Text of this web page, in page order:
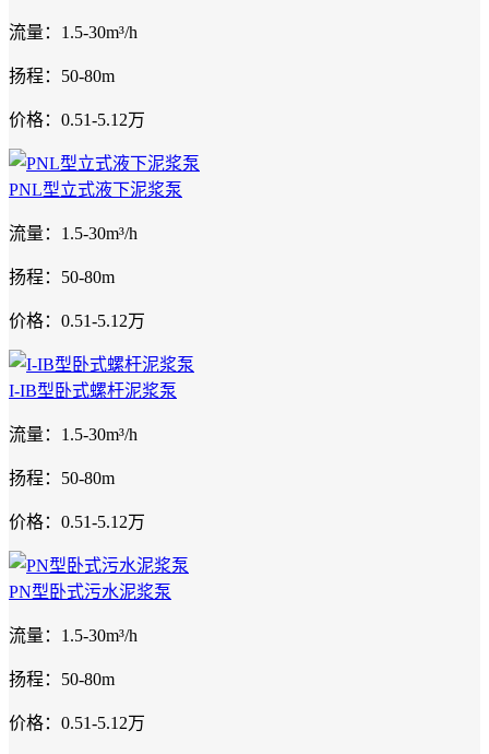
流量：1.5-30m³/h
扬程：50-80m
价格：0.51-5.12万
PNL型立式液下泥浆泵
流量：1.5-30m³/h
扬程：50-80m
价格：0.51-5.12万
I-IB型卧式螺杆泥浆泵
流量：1.5-30m³/h
扬程：50-80m
价格：0.51-5.12万
PN型卧式污水泥浆泵
流量：1.5-30m³/h
扬程：50-80m
价格：0.51-5.12万